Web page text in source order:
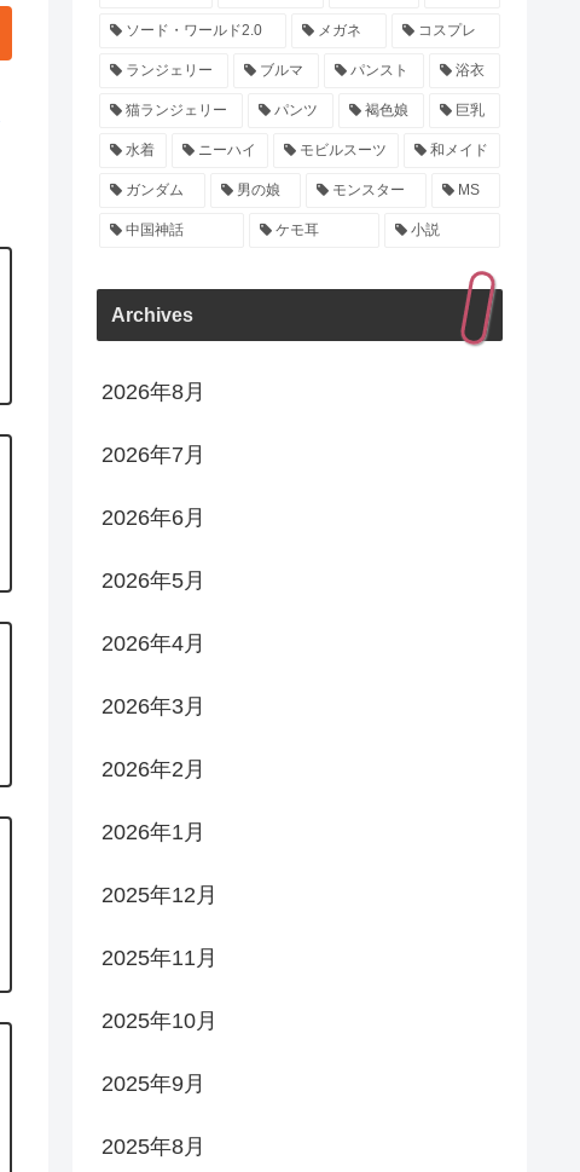
ソード・ワールド2.0 メガネ コスプレ
ランジェリー ブルマ パンスト 浴衣
猫ランジェリー パンツ 褐色娘 巨乳
水着 ニーハイ モビルスーツ 和メイド
ガンダム 男の娘 モンスター MS
中国神話 ケモ耳 小説
Archives
2026年8月
2026年7月
2026年6月
2026年5月
2026年4月
2026年3月
2026年2月
2026年1月
2025年12月
2025年11月
2025年10月
2025年9月
2025年8月